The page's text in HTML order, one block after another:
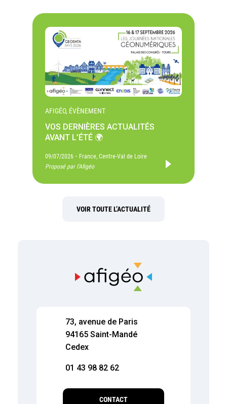
AFIGÉO, ÉVÈNEMENT
VOS DERNIÈRES ACTUALITÉS
AVANT L’ÉTÉ 🌍
09/07/2026 - France, Centre-Val de Loire
Proposé par l'Afigéo
VOIR TOUTE L’ACTUALITÉ
73, avenue de Paris
94165 Saint-Mandé
Cedex
01 43 98 82 62
CONTACT